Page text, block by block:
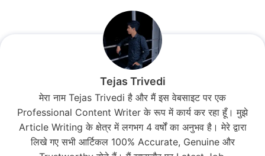
Tejas Trivedi
मेरा नाम Tejas Trivedi है और मैं इस वेबसाइट पर एक
Professional Content Writer के रूप में कार्य कर रहा हूँ। मुझे
Article Writing के क्षेत्र में लगभग 4 वर्षों का अनुभव है। मेरे द्वारा
लिखे गए सभी आर्टिकल 100% Accurate, Genuine और